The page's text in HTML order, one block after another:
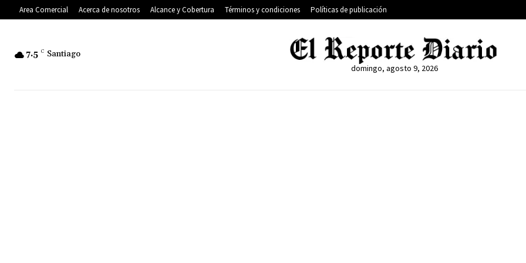
Area Comercial Acerca de nosotros Alcance y Cobertura Términos y condiciones Políticas de publicación
7.5 C Santiago
domingo, agosto 9, 2026